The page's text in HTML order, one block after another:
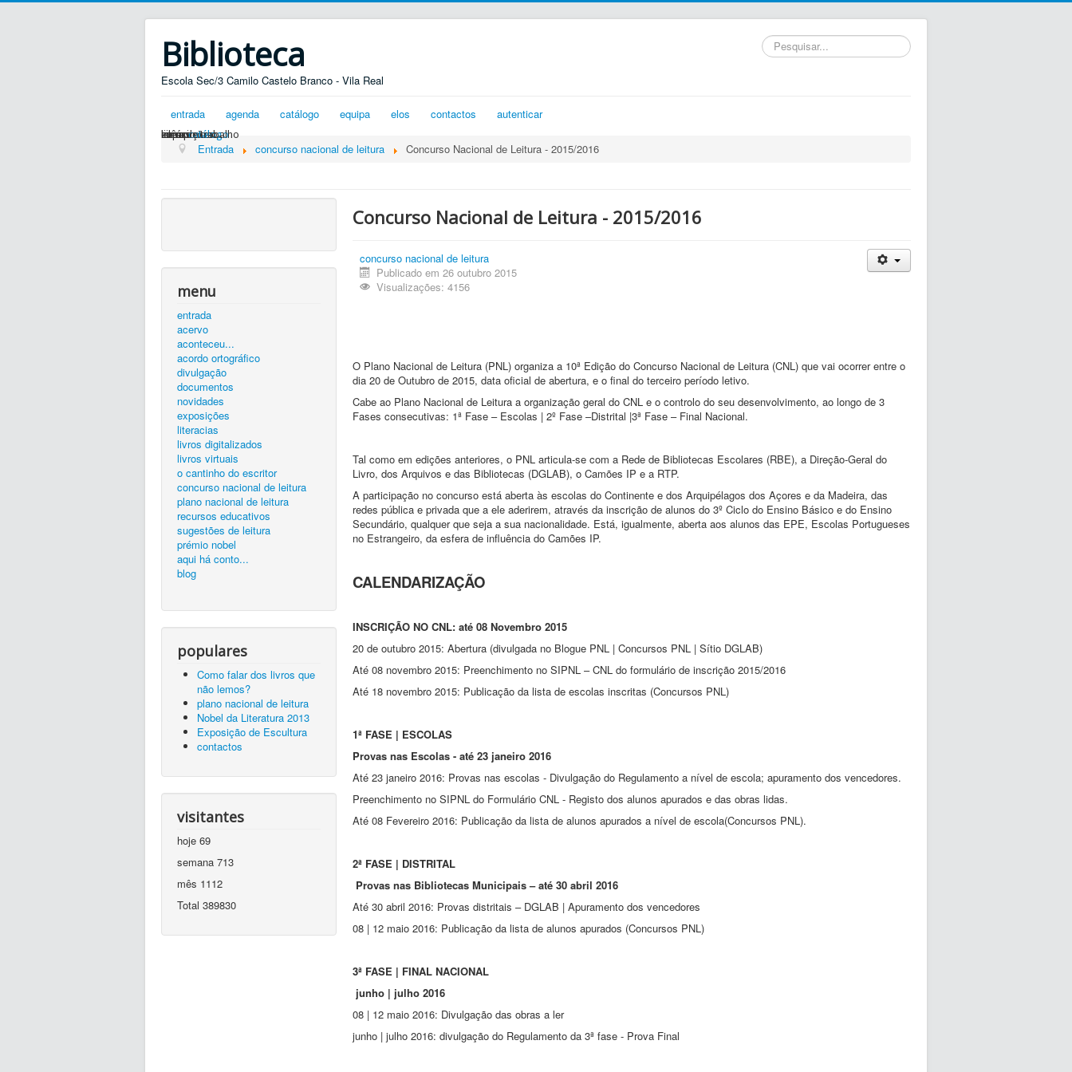
Biblioteca
Escola Sec/3 Camilo Castelo Branco - Vila Real
Pesquisar...
entrada agenda catálogo equipa elos contactos autenticar
silêncio...
ler é preciso...
exposições...
livroscatálogo
zona de trabalho
Entrada concurso nacional de leitura Concurso Nacional de Leitura - 2015/2016
menu
entrada
acervo
aconteceu...
acordo ortográfico
divulgação
documentos
novidades
exposições
literacias
livros digitalizados
livros virtuais
o cantinho do escritor
concurso nacional de leitura
plano nacional de leitura
recursos educativos
sugestões de leitura
prémio nobel
aqui há conto...
blog
populares
Como falar dos livros que
não lemos?
plano nacional de leitura
Nobel da Literatura 2013
Exposição de Escultura
contactos
visitantes
hoje 69
semana 713
mês 1112
Total 389830
Concurso Nacional de Leitura - 2015/2016
concurso nacional de leitura
Publicado em 26 outubro 2015
Visualizações: 4156
O Plano Nacional de Leitura (PNL) organiza a 10ª Edição do Concurso Nacional de Leitura (CNL) que vai ocorrer entre o
dia 20 de Outubro de 2015, data oficial de abertura, e o final do terceiro período letivo.
Cabe ao Plano Nacional de Leitura a organização geral do CNL e o controlo do seu desenvolvimento, ao longo de 3
Fases consecutivas: 1ª Fase – Escolas | 2º Fase –Distrital |3ª Fase – Final Nacional.
Tal como em edições anteriores, o PNL articula-se com a Rede de Bibliotecas Escolares (RBE), a Direção-Geral do
Livro, dos Arquivos e das Bibliotecas (DGLAB), o Camões IP e a RTP.
A participação no concurso está aberta às escolas do Continente e dos Arquipélagos dos Açores e da Madeira, das
redes pública e privada que a ele aderirem, através da inscrição de alunos do 3º Ciclo do Ensino Básico e do Ensino
Secundário, qualquer que seja a sua nacionalidade. Está, igualmente, aberta aos alunos das EPE, Escolas Portugueses
no Estrangeiro, da esfera de influência do Camões IP.
CALENDARIZAÇÃO
INSCRIÇÃO NO CNL: até 08 Novembro 2015
20 de outubro 2015: Abertura (divulgada no Blogue PNL | Concursos PNL | Sítio DGLAB)
Até 08 novembro 2015: Preenchimento no SIPNL – CNL do formulário de inscrição 2015/2016
Até 18 novembro 2015: Publicação da lista de escolas inscritas (Concursos PNL)
1ª FASE | ESCOLAS
Provas nas Escolas - até 23 janeiro 2016
Até 23 janeiro 2016: Provas nas escolas - Divulgação do Regulamento a nível de escola; apuramento dos vencedores.
Preenchimento no SIPNL do Formulário CNL - Registo dos alunos apurados e das obras lidas.
Até 08 Fevereiro 2016: Publicação da lista de alunos apurados a nível de escola(Concursos PNL).
2ª FASE | DISTRITAL
Provas nas Bibliotecas Municipais – até 30 abril 2016
Até 30 abril 2016: Provas distritais – DGLAB | Apuramento dos vencedores
08 | 12 maio 2016: Publicação da lista de alunos apurados (Concursos PNL)
3ª FASE | FINAL NACIONAL
junho | julho 2016
08 | 12 maio 2016: Divulgação das obras a ler
junho | julho 2016: divulgação do Regulamento da 3ª fase - Prova Final